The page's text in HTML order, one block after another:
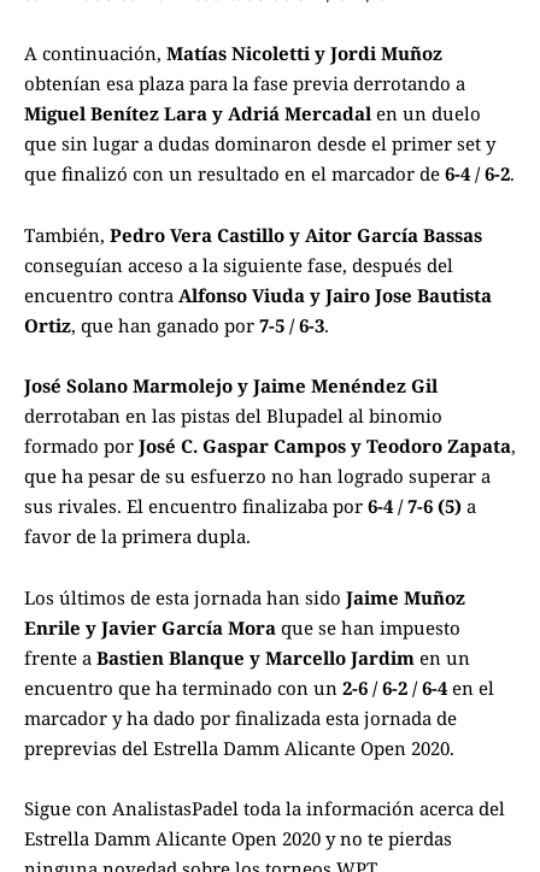
A continuación, Matías Nicoletti y Jordi Muñoz
obtenían esa plaza para la fase previa derrotando a
Miguel Benítez Lara y Adriá Mercadal en un duelo
que sin lugar a dudas dominaron desde el primer set y
que finalizó con un resultado en el marcador de 6-4 / 6-2.
También, Pedro Vera Castillo y Aitor García Bassas
conseguían acceso a la siguiente fase, después del
encuentro contra Alfonso Viuda y Jairo Jose Bautista
Ortiz, que han ganado por 7-5 / 6-3.
José Solano Marmolejo y Jaime Menéndez Gil
derrotaban en las pistas del Blupadel al binomio
formado por José C. Gaspar Campos y Teodoro Zapata,
que ha pesar de su esfuerzo no han logrado superar a
sus rivales. El encuentro finalizaba por 6-4 / 7-6 (5) a
favor de la primera dupla.
Los últimos de esta jornada han sido Jaime Muñoz
Enrile y Javier García Mora que se han impuesto
frente a Bastien Blanque y Marcello Jardim en un
encuentro que ha terminado con un 2-6 / 6-2 / 6-4en el
marcador y ha dado por finalizada esta jornada de
preprevias del Estrella Damm Alicante Open 2020.
Sigue con AnalistasPadel toda la información acerca del
Estrella Damm Alicante Open 2020 y no te pierdas